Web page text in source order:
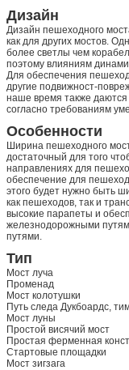
Дизайн
Дизайн пешеходного
как для других мостов.
более светлы чем
поэтому влияниям
Для обеспечения
другие подвижност-
наше время также
согласно требованиям
Особенности
Ширина пешеходного
достаточный для того
направлениях для
обеспечение для
этого будет нужно быть
как пешеходов, так и
высокие парапеты и
железнодорожными
путями.
Тип
Мост луча
Променад
Мост колотушки
Путь следа Дукбоардс,
Мост луны
Простой висячий мост
Простая ферменная
Стартовые площадки
Мост зигзага